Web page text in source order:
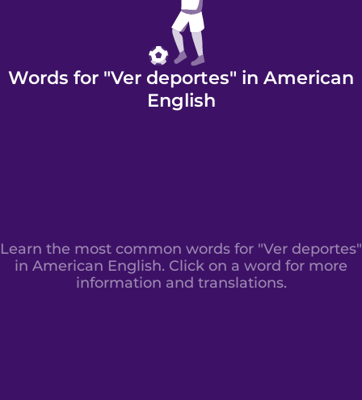
Words for "Ver deportes" in American
English
Learn the most common words for "Ver deportes"
in American English. Click on a word for more
information and translations.